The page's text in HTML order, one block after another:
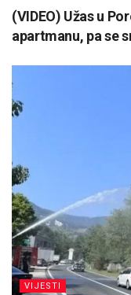
(VIDEO) Užas u
apartmanu, pa se
VIJESTI